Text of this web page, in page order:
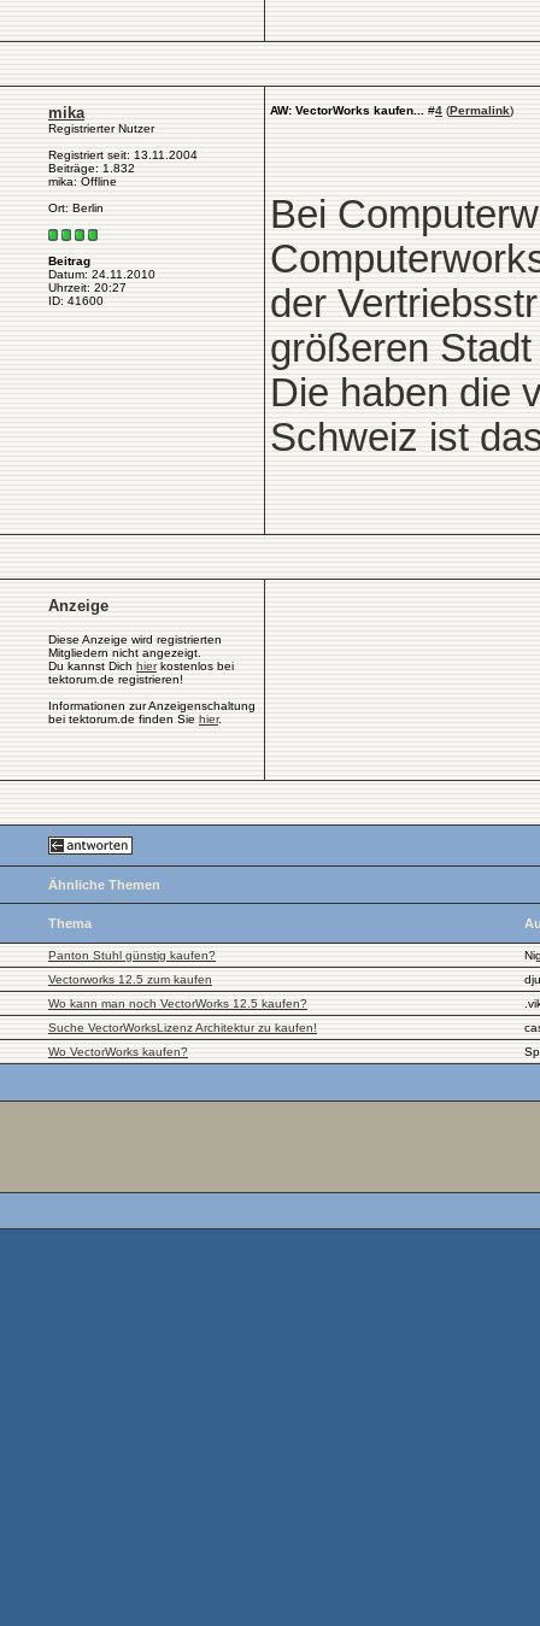
mika
Registrierter Nutzer
Registriert seit: 13.11.2004
Beiträge: 1.832
mika: Offline
Ort: Berlin
Beitrag
Datum: 24.11.2010
Uhrzeit: 20:27
ID: 41600
AW: VectorWorks kaufen... #4 (Permalink)
Bei
der
größeren
Die haben die
Schweiz ist
Anzeige
Diese Anzeige wird registrierten
Mitgliedern nicht angezeigt.
Du kannst Dich hierkostenlos bei
tektorum.de registrieren!
Informationen zur Anzeigenschaltung
bei tektorum.de finden Sie hier.
Ähnliche Themen
Thema
Panton Stuhl günstig kaufen?
Vectorworks 12.5 zum kaufen
Wo kann man noch VectorWorks 12.5 kaufen?
Suche VectorWorksLizenz Architektur zu kaufen!
Wo VectorWorks kaufen?